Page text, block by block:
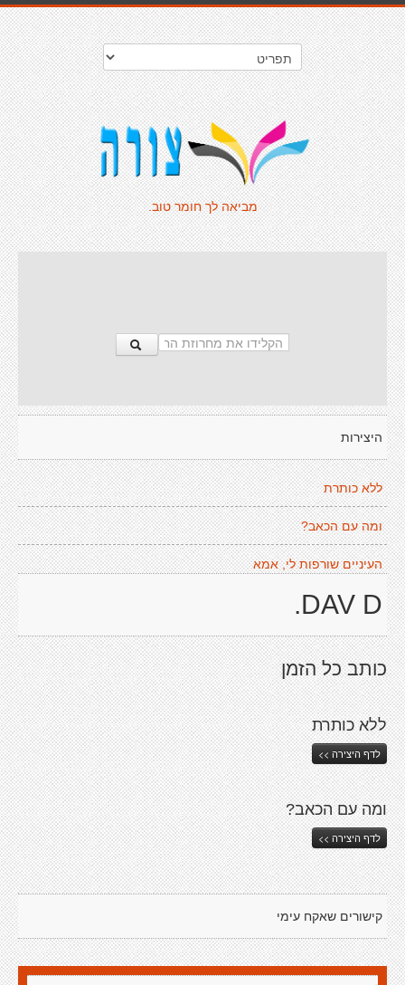
מביאה לך חומר טוב.
היצירות
ללא כותרת
ומה עם הכאב?
העיניים שורפות לי, אמא
DAV D.
כותב כל הזמן
ללא כותרת
לדף היצירה >>
ומה עם הכאב?
לדף היצירה >>
קישורים שאקח עימי